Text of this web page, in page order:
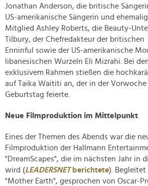
Jonathan Anderson, die britische
US-amerikanische Sängerin und
Mitglied Ashley Roberts, die Beauty-
Tilbury, der Chefredakteur der britischen
Enninful sowie der US-amerikanische
libanesischen Wurzeln Eli Mizrahi. Bei
exklusivem Rahmen stießen die
auf Taika Waititi an, der in der Vorwoche
Geburtstag feierte.
Neue Filmproduktion im Mittelpunkt
Eines der Themen des Abends war die
Filmproduktion der Hallmann
"DreamScapes", die im nächsten Jahr in
wird (LEADERSNETberichtete). Begleitet
"Mother Earth", gesprochen von Oscar-